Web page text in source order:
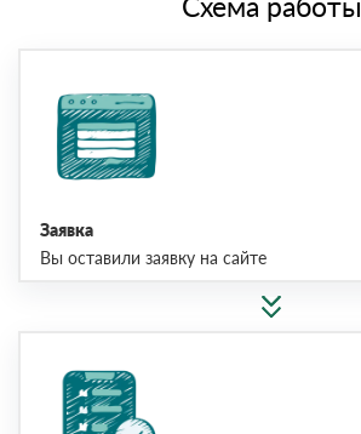
Заявка
Вы оставили заявку на сайте